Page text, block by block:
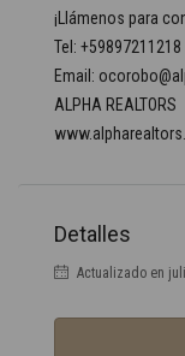
¡Llámenos para
Tel: +59897211218
Email:
ALPHA REALTORS
Detalles
Actualizado en